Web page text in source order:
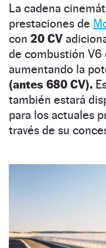
La cadena
prestaciones de
con 20 CV
de combustión V6
aumentando la
(antes 680 CV).
también estará
para los actuales
través de su